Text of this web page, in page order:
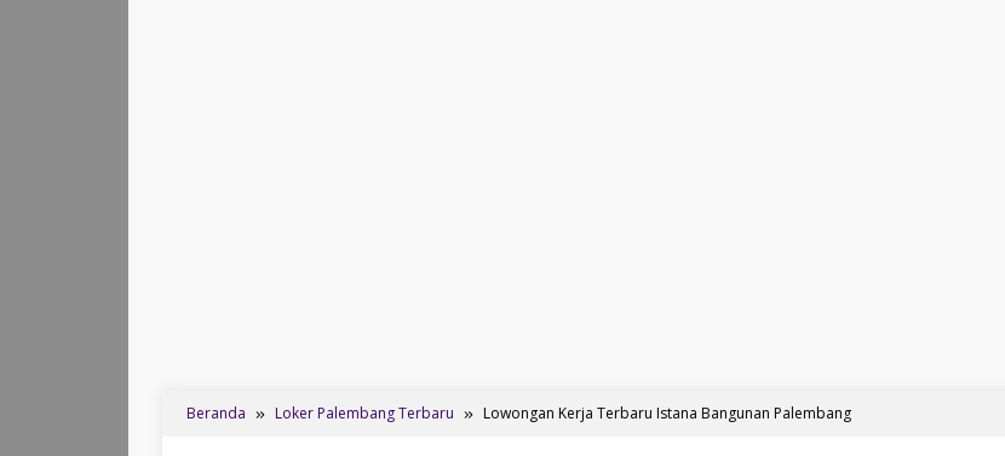
Beranda Loker Palembang Terbaru Lowongan Kerja Terbaru Istana Bangunan Palembang